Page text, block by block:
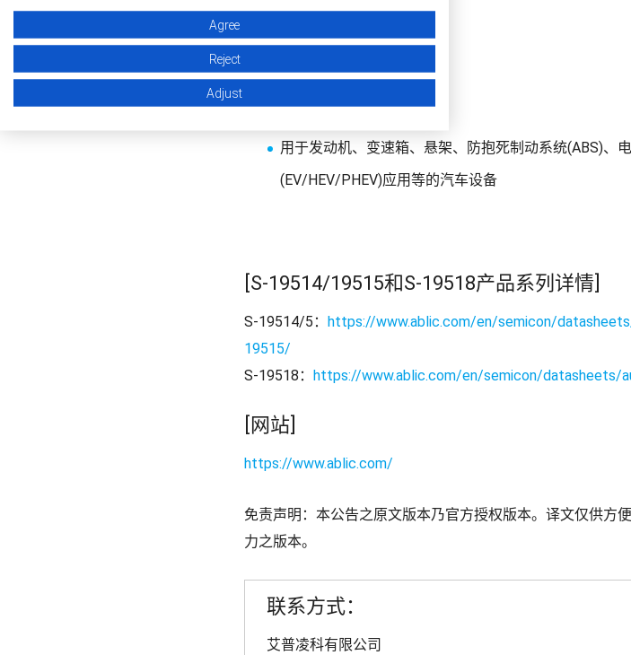
[应用实例]
用于发动机、变速箱、悬架、防抱死制动系统(ABS)、
(EV/HEV/PHEV)应用等的汽车设备
[S-19514/19515和S-19518产品系列详情]
S-19514/5：
https://www.ablic.com/en/semicon/
19515/
S-19518：
https://www.ablic.com/en/semicon/
[网站]
https://www.ablic.com/
免责声明：本公告之原文版本乃官方授权版本。译文仅供方
力之版本。
联系方式：
艾普凌科有限公司
Agree
Reject
Adjust